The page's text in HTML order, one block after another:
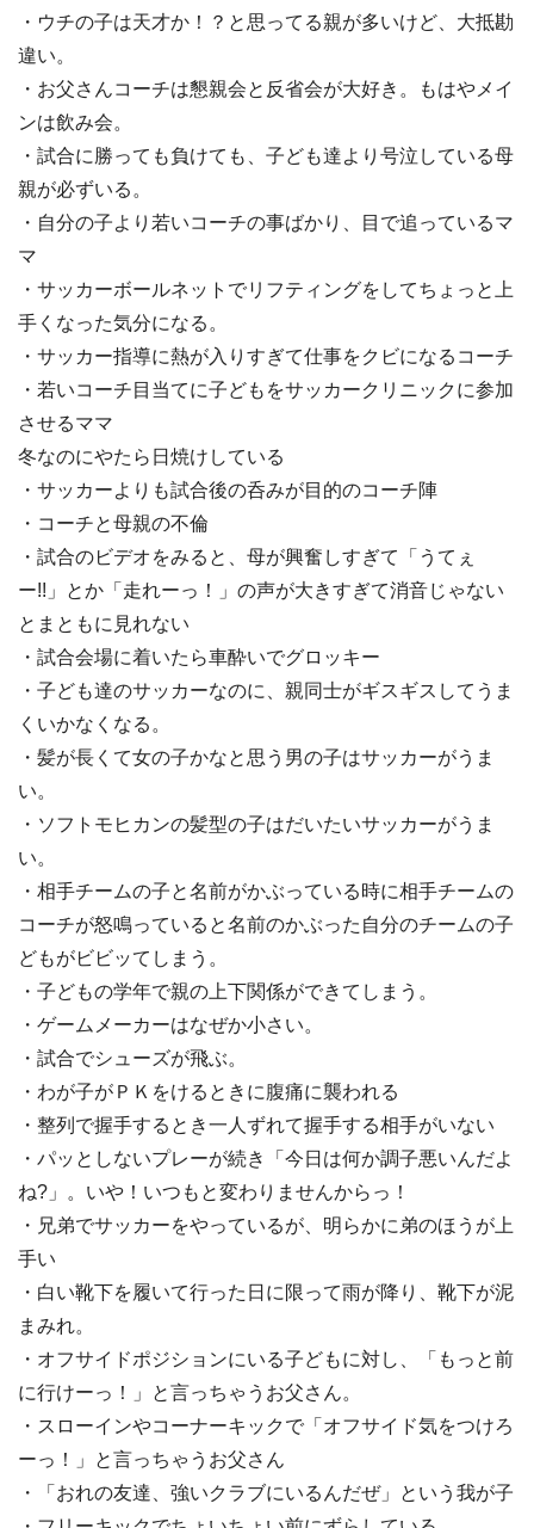
・ウチの子は天才か！？と思ってる親が多いけど、大抵勘
違い。
・お父さんコーチは懇親会と反省会が大好き。もはやメイ
ンは飲み会。
・試合に勝っても負けても、子ども達より号泣している母
親が必ずいる。
・自分の子より若いコーチの事ばかり、目で追っているマ
マ
・サッカーボールネットでリフティングをしてちょっと上
手くなった気分になる。
・サッカー指導に熱が入りすぎて仕事をクビになるコーチ
・若いコーチ目当てに子どもをサッカークリニックに参加
させるママ
冬なのにやたら日焼けしている
・サッカーよりも試合後の呑みが目的のコーチ陣
・コーチと母親の不倫
・試合のビデオをみると、母が興奮しすぎて「うてぇ
ー!!」とか「走れーっ！」の声が大きすぎて消音じゃない
とまともに見れない
・試合会場に着いたら車酔いでグロッキー
・子ども達のサッカーなのに、親同士がギスギスしてうま
くいかなくなる。
・髪が長くて女の子かなと思う男の子はサッカーがうま
い。
・ソフトモヒカンの髪型の子はだいたいサッカーがうま
い。
・相手チームの子と名前がかぶっている時に相手チームの
コーチが怒鳴っていると名前のかぶった自分のチームの子
どもがビビッてしまう。
・子どもの学年で親の上下関係ができてしまう。
・ゲームメーカーはなぜか小さい。
・試合でシューズが飛ぶ。
・わが子がＰＫをけるときに腹痛に襲われる
・整列で握手するとき一人ずれて握手する相手がいない
・パッとしないプレーが続き「今日は何か調子悪いんだよ
ね?」。いや！いつもと変わりませんからっ！
・兄弟でサッカーをやっているが、明らかに弟のほうが上
手い
・白い靴下を履いて行った日に限って雨が降り、靴下が泥
まみれ。
・オフサイドポジションにいる子どもに対し、「もっと前
に行けーっ！」と言っちゃうお父さん。
・スローインやコーナーキックで「オフサイド気をつけろ
ーっ！」と言っちゃうお父さん
・「おれの友達、強いクラブにいるんだぜ」という我が子